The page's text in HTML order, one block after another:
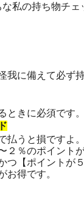
私の持ち物チェ
我に備えて必ず
ときに必須です。
払うと損ですよ
２％のポイント
つ【ポイントが
お得です。